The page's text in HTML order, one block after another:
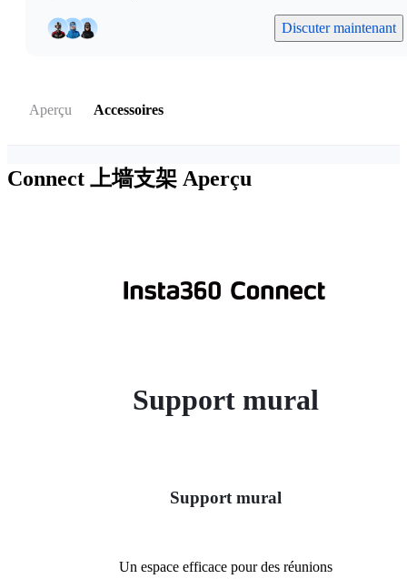
Discuter maintenant
Aperçu Accessoires
Connect 上墙支架 Aperçu
Support mural
Support mural
Un espace efficace pour des réunions